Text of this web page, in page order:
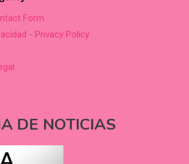
Form
- Privacy Policy
DE NOTICIAS